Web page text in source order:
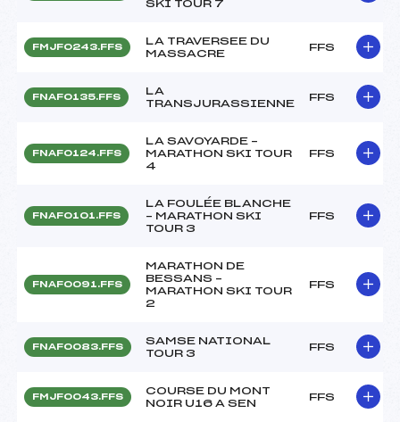
SKI TOUR 7
FMJF0243.FFS
LA TRAVERSEE DU
MASSACRE
FFS
FNAF0135.FFS
LA
TRANSJURASSIENNE
FFS
FNAF0124.FFS
LA SAVOYARDE –
MARATHON SKI TOUR
4
FFS
FNAF0101.FFS
LA FOULÉE BLANCHE
– MARATHON SKI
TOUR 3
FFS
FNAF0091.FFS
MARATHON DE
BESSANS –
MARATHON SKI TOUR
2
FFS
FNAF0083.FFS
SAMSE NATIONAL
TOUR 3
FFS
FMJF0043.FFS
COURSE DU MONT
NOIR U16 A SEN
FFS